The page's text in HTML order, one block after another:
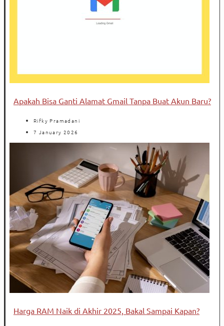
Apakah Bisa Ganti Alamat Gmail Tanpa Buat Akun Baru?
Rifky Pramadani
7 January 2026
Harga RAM Naik di Akhir 2025, Bakal Sampai Kapan?